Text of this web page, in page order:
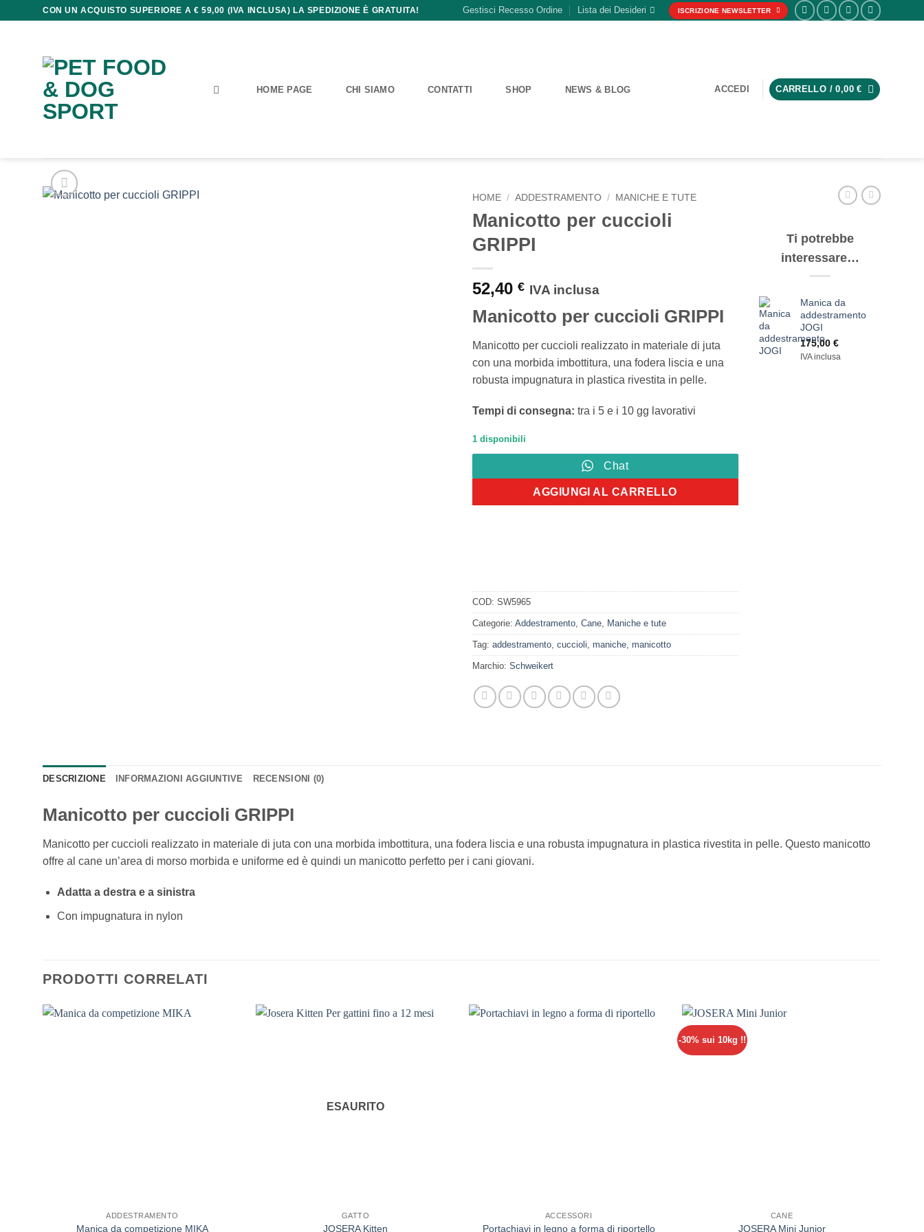
CON UN ACQUISTO SUPERIORE A € 59,00 (IVA INCLUSA) LA SPEDIZIONE È GRATUITA! Gestisci Recesso Ordine Lista dei Desideri ISCRIZIONE NEWSLETTER
HOME PAGE CHI SIAMO CONTATTI SHOP NEWS & BLOG ACCEDI CARRELLO /0,00€
HOME / ADDESTRAMENTO / MANICHE E TUTE
Manicotto per cuccioli
GRIPPI
52,40 € IVA inclusa
Manicotto per cuccioli GRIPPI
Manicotto per cuccioli realizzato in materiale di juta
con una morbida imbottitura, una fodera liscia e una
robusta impugnatura in plastica rivestita in pelle.
Tempi di consegna: tra i 5 e i 10 gg lavorativi
1 disponibili
Chat
AGGIUNGI AL CARRELLO
COD: SW5965
Categorie: Addestramento Cane Maniche e tute
Tag: addestramento cuccioli maniche manicotto
Marchio: Schweikert
Ti potrebbe
interessare…
Manica da
addestramento
JOGI
175,00 €
IVA inclusa
DESCRIZIONE INFORMAZIONI AGGIUNTIVE RECENSIONI (0)
Manicotto per cuccioli GRIPPI
Manicotto per cuccioli realizzato in materiale di juta con una morbida imbottitura, una fodera liscia e una robusta impugnatura in plastica rivestita in pelle. Questo manicotto
offre al cane un’area di morso morbida e uniforme ed è quindi un manicotto perfetto per i cani giovani.
Adatta a destra e a sinistra
Con impugnatura in nylon
PRODOTTI CORRELATI
ADDESTRAMENTO
Manica da competizione MIKA
ESAURITO
GATTO
JOSERA Kitten
ACCESSORI
Portachiavi in legno a forma di riportello
-30% sui 10kg !!
CANE
JOSERA Mini Junior